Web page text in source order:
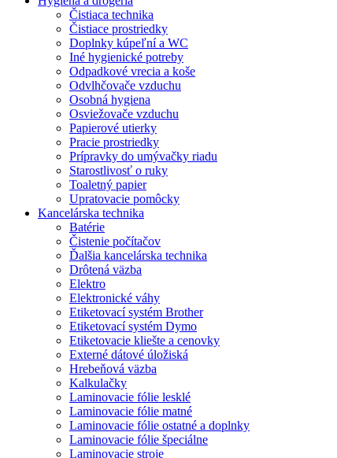
Čistiaca technika
Čistiace prostriedky
Doplnky kúpeľní a WC
Iné hygienické potreby
Odpadkové vrecia a koše
Odvlhčovače vzduchu
Osobná hygiena
Osviežovače vzduchu
Papierové utierky
Pracie prostriedky
Prípravky do umývačky riadu
Starostlivosť o ruky
Toaletný papier
Upratovacie pomôcky
Kancelárska technika
Batérie
Čistenie počítačov
Ďalšia kancelárska technika
Drôtená väzba
Elektro
Elektronické váhy
Etiketovací systém Brother
Etiketovací systém Dymo
Etiketovacie kliešte a cenovky
Externé dátové úložiská
Hrebeňová väzba
Kalkulačky
Laminovacie fólie lesklé
Laminovacie fólie matné
Laminovacie fólie ostatné a doplnky
Laminovacie fólie špeciálne
Laminovacie stroje